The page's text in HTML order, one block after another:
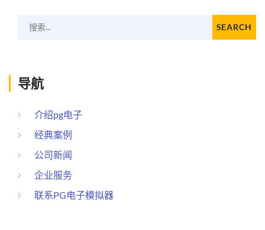
搜索... SEARCH
导航
介绍pg电子
经典案例
公司新闻
企业服务
联系PG电子模拟器